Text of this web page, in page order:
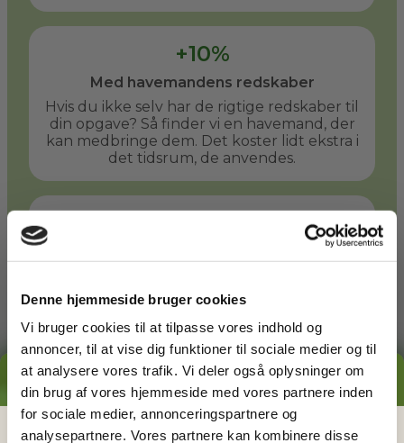
Denne hjemmeside bruger cookies
Vi bruger cookies til at tilpasse vores indhold og
annoncer, til at vise dig funktioner til sociale medier og til
at analysere vores trafik. Vi deler også oplysninger om
din brug af vores hjemmeside med vores partnere inden
for sociale medier, annonceringspartnere og
analysepartnere. Vores partnere kan kombinere disse
+10%
Med havemandens redskaber
Hvis du ikke selv har de rigtige redskaber til
din opgave? Så finder vi en havemand, der
kan medbringe dem. Det koster lidt ekstra i
det tidsrum, de anvendes.
Med havemandens store redskaber
græsplæne kan f.eks. slås hurtigere med en
havetraktor. Du og din havemand kan
aftale at bruge denne takst, når det giver
mening.
Læs mere
GRATIS PRISESTIMAT
Hvad koster detegentligat få